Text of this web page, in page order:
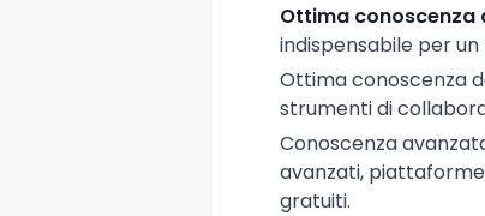
Ottima conoscenza
indispensabile per
Ottima conoscenza
strumenti di
Conoscenza
avanzati,
gratuiti.